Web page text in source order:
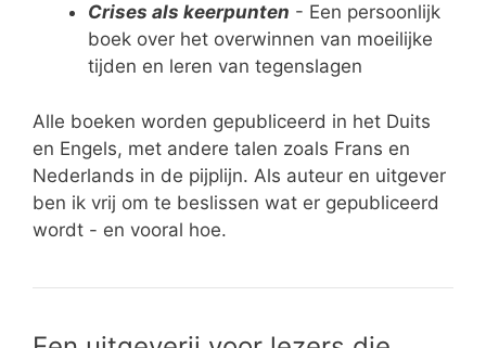
Crises als keerpunten - Een persoonlijk
boek over het overwinnen van moeilijke
tijden en leren van tegenslagen
Alle boeken worden gepubliceerd in het Duits
en Engels, met andere talen zoals Frans en
Nederlands in de pijplijn. Als auteur en uitgever
ben ik vrij om te beslissen wat er gepubliceerd
wordt - en vooral hoe.